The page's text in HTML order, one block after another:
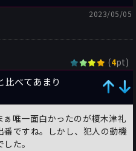
2023/05/05
(4pt)
比べてあまり
唯一面白かったのが榎木津礼
ですね。しかし、犯人の動機
た。